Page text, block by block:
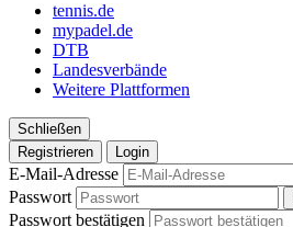
tennis.de
mypadel.de
DTB
Landesverbände
Weitere Plattformen
Schließen
Registrieren
Login
E-Mail-Adresse
Passwort
Passwort bestätigen